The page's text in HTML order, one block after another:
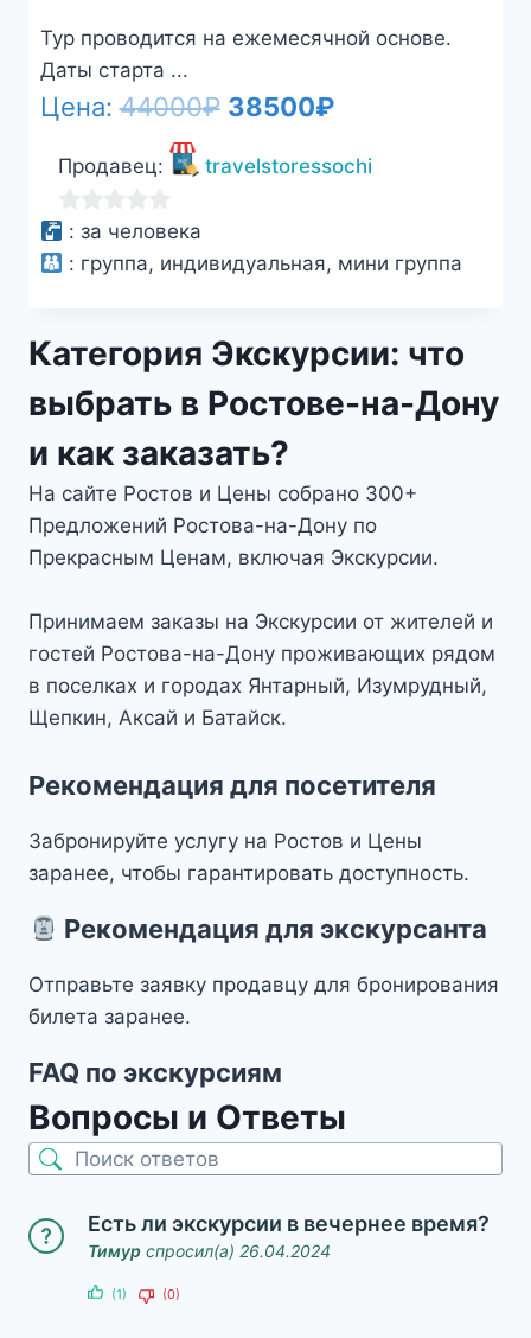
Тур проводится на ежемесячной основе.
Даты старта ...
Цена:44000₽ Первоначальная
38500₽Текущая
Продавец: travelstoressochi
0
из
: за человека
: группа, индивидуальная, мини группа
Категория Экскурсии: что
выбрать в Ростове-на-Дону
и как заказать?
На сайте Ростов и Цены собрано 300+
Предложений Ростова-на-Дону по
Прекрасным Ценам, включая Экскурсии.
Принимаем заказы на Экскурсии от жителей и
гостей Ростова-на-Дону проживающих рядом
в поселках и городах Янтарный, Изумрудный,
Щепкин, Аксай и Батайск.
Рекомендация для посетителя
Забронируйте услугу на Ростов и Цены
заранее, чтобы гарантировать доступность.
Рекомендация для экскурсанта
Отправьте заявку продавцу для бронирования
билета заранее.
FAQ по экскурсиям
Вопросы и Ответы
Есть ли экскурсии в вечернее время?
Тимур спросил(а) 26.04.2024
(1) (0)